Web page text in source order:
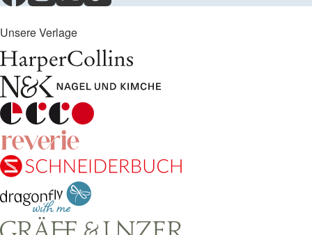
Unsere Verlage